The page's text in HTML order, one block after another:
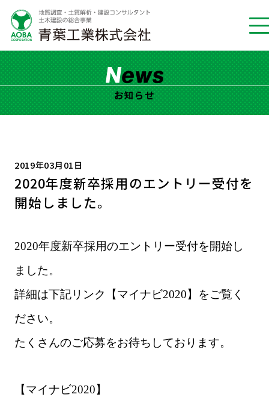
お知らせ
2019年03月01日
2020年度新卒採用のエントリー受付を
開始しました。
2020年度新卒採用のエントリー受付を開始し
ました。
詳細は下記リンク【マイナビ2020】をご覧く
ださい。
たくさんのご応募をお待ちしております。
【マイナビ2020】